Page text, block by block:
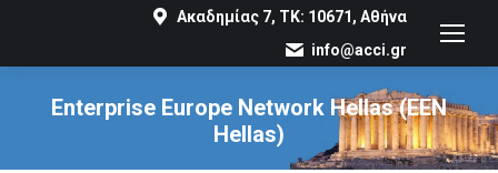
Ακαδημίας 7, ΤΚ: 10671, Αθήνα
info@acci.gr
Enterprise Europe Network Hellas (EEN
Hellas)
You are here: